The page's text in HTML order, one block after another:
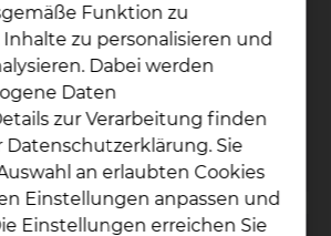
38114 Braunschweig
3707
3751
Funktion zu
zu personalisieren und
Dabei werden
Daten
zur Verarbeitung finden
Datenschutzerklärung. Sie
an erlaubten Cookies
Einstellungen anpassen und
Einstellungen erreichen Sie